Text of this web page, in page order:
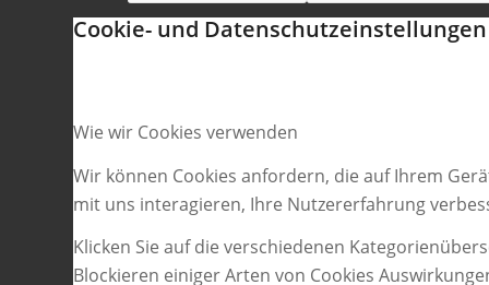
Cookie- und Datenschutzeinstellungen
Wie wir Cookies verwenden
Wir können Cookies anfordern, die auf Ihrem
mit uns interagieren, Ihre Nutzererfahrung
Klicken Sie auf die verschiedenen
Blockieren einiger Arten von Cookies